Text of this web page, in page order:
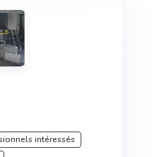
intéressés